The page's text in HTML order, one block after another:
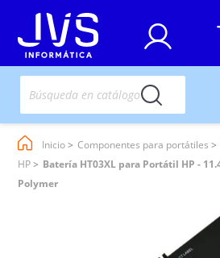
Inicio Componentes para portátiles
HP
Batería HT03XL para Portátil HP -
Polymer